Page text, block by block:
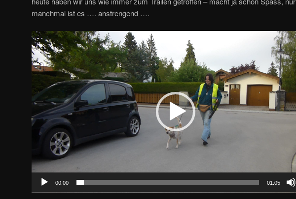
manchmal ist es …. anstrengend ….
Video-
Player
00:00 01:05